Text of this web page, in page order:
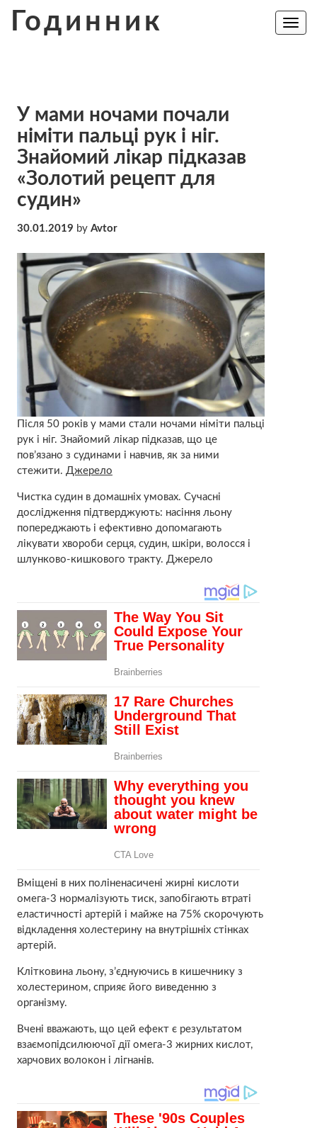
Годинник
Toggle
У мами ночами почали
німіти пальці рук і ніг.
Знайомий лікар підказав
«Золотий рецепт для
судин»
30.01.2019 by Avtor
Після 50 років у мами стали ночами німіти пальці
рук і ніг. Знайомий лікар підказав, що це
пов’язано з судинами і навчив, як за ними
стежити. Джерело
Чистка судин в домашніх умовах. Сучасні
дослідження підтверджують: насіння льону
попереджають і ефективно допомагають
лікувати xвороби серця, судин, шкіри, волосся і
шлунково-кишкового тракту. Джерело
Вміщені в них поліненасичені жирні кислоти
омега-3 нормалізують тиск, запобігають втраті
еластичності артерій і майже на 75% скорочують
відкладення холестерину на внутрішніх стінках
артерій.
Клітковина льону, з’єднуючись в кишечнику з
холестерином, сприяє його виведенню з
організму.
Вчені вважають, що цей ефект є результатом
взаємопідсилюючої дії омега-3 жирних кислот,
харчових волокон і лігнанів.